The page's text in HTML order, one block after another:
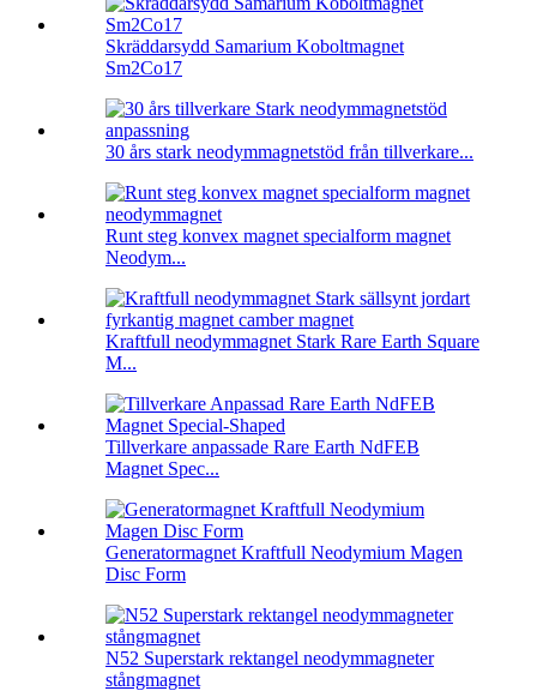
Skräddarsydd Samarium Koboltmagnet
Sm2Co17
30 års stark neodymmagnetstöd från tillverkare...
Runt steg konvex magnet specialform magnet
Neodym...
Kraftfull neodymmagnet Stark Rare Earth Square
M...
Tillverkare anpassade Rare Earth NdFEB
Magnet Spec...
Generatormagnet Kraftfull Neodymium Magen
Disc Form
N52 Superstark rektangel neodymmagneter
stångmagnet